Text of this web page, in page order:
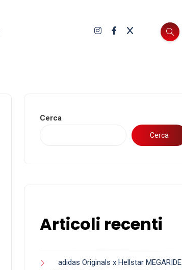
Cerca
Cerca
Articoli recenti
adidas Originals x Hellstar MEGARIDE